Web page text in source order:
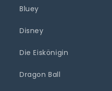
Bluey
Disney
Die Eiskönigin
Dragon Ball